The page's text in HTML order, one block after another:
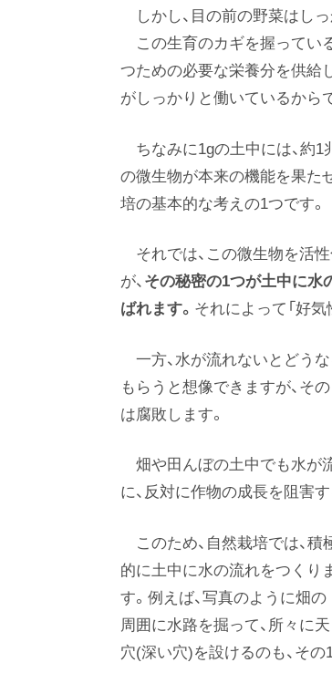
しかし、目の前の野菜はし
この生育のカギを握ってい
つための必要な栄養分を供給
がしっかりと働いているから
ちなみに1gの土中には、約
の微生物が本来の機能を果た
培の基本的な考えの1つです。
それでは、この微生物を活
が、その秘密の1つが土中に水
ばれます。 それによって「好
一方、水が流れないとどう
もらうと想像できますが、そ
は腐敗します。
畑や田んぼの土中でも水が
に、反対に作物の成長を阻害
このため、自然栽培では、積
的に土中に水の流れをつくり
す。例えば、写真のように畑の
周囲に水路を掘って、所々に天
穴(深い穴)を設けるのも、その